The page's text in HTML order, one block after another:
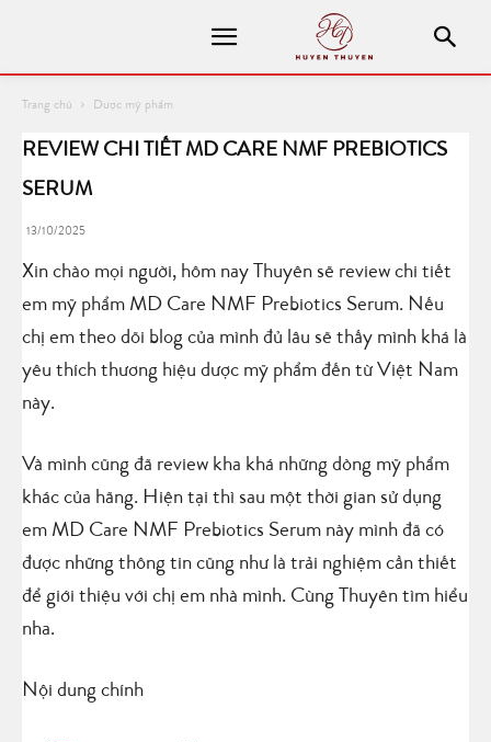
Trang chủ Dược mỹ phẩm
REVIEW CHI TIẾT MD CARE NMF PREBIOTICS
SERUM
13/10/2025
Xin chào mọi người, hôm nay Thuyên sẽ review chi tiết
em mỹ phẩm MD Care NMF Prebiotics Serum. Nếu
chị em theo dõi blog của mình đủ lâu sẽ thấy mình khá là
yêu thích thương hiệu dược mỹ phẩm đến từ Việt Nam
này.
Và mình cũng đã review kha khá những dòng mỹ phẩm
khác của hãng. Hiện tại thì sau một thời gian sử dụng
em MD Care NMF Prebiotics Serum này mình đã có
được những thông tin cũng như là trải nghiệm cần thiết
để giới thiệu với chị em nhà mình. Cùng Thuyên tìm hiểu
nha.
Nội dung chính